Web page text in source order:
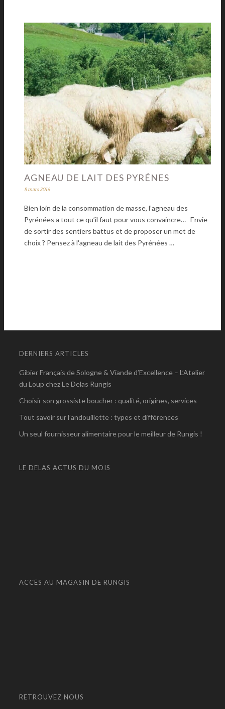
AGNEAU DE LAIT DES PYRÉNES
8 mars 2016
Bien loin de la consommation de masse, l’agneau des
Pyrénées a tout ce qu’il faut pour vous convaincre… Envie
de sortir des sentiers battus et de proposer un met de
choix ? Pensez à l'agneau de lait des Pyrénées …
DERNIERS ARTICLES
Gibier Français de Sologne & Viande d’Excellence – L’Atelier
du Loup chez Le Delas Rungis
Choisir son grossiste boucher : qualité, origines, services
Tout savoir sur l’andouillette : types et différences
Un seul fournisseur alimentaire pour le meilleur de Rungis !
LE DELAS ACTUS DU MOIS
ACCÈS AU MAGASIN DE RUNGIS
RETROUVEZ NOUS